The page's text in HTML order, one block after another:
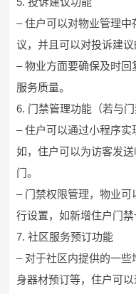
– 住户可以对物业管理
议，并且可以对投诉建议
– 物业方面要确保及时
服务质量。
6. 门禁管理功能（若与门
– 住户可以通过小程序实
如，住户可以为访客发
门。
– 门禁权限管理，物业
行设置，如新增住户门禁
7. 社区服务预订功能
– 对于社区内提供的一
身器材预订等，住户可